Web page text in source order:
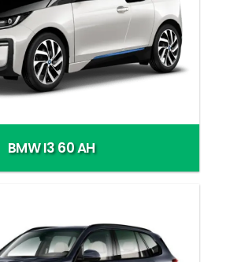
BMW I3 60 AH